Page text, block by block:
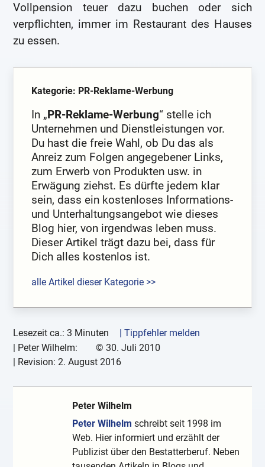
Vollpension teuer dazu buchen oder sich
verpflichten, immer im Restaurant des Hauses
zu essen.
Kategorie: PR-Reklame-Werbung
In „PR-Reklame-Werbung“ stelle ich
Unternehmen und Dienstleistungen vor.
Du hast die freie Wahl, ob Du das als
Anreiz zum Folgen angegebener Links,
zum Erwerb von Produkten usw. in
Erwägung ziehst. Es dürfte jedem klar
sein, dass ein kostenloses Informations-
und Unterhaltungsangebot wie dieses
Blog hier, von irgendwas leben muss.
Dieser Artikel trägt dazu bei, dass für
Dich alles kostenlos ist.
alle Artikel dieser Kategorie >>
Lesezeit ca.: 3 Minuten
| Tippfehler melden
Peter Wilhelm: © 30. Juli 2010
| Revision:2. August 2016
Peter Wilhelm
Peter Wilhelm schreibt seit 1998 im
Web. Hier informiert und erzählt der
Publizist über den Bestatterberuf. Neben